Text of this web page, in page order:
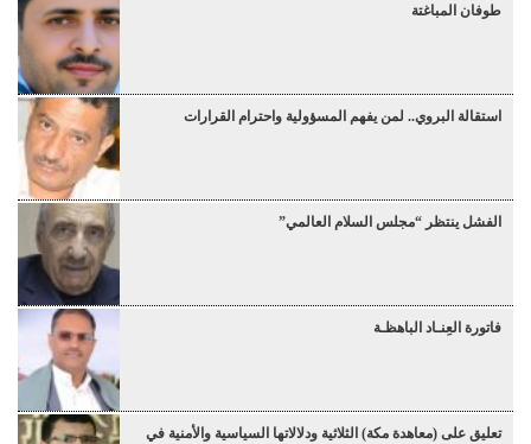
طوفان المباغتة
استقالة البروي.. لمن يفهم المسؤولية واحترام القرارات
الفشل ينتظر “مجلس السلام العالمي”
فاتورة العِنـاد الباهظـة
تعليق على (معاهدة مكة) الثلاثية ودلالاتها السياسية والأمنية في